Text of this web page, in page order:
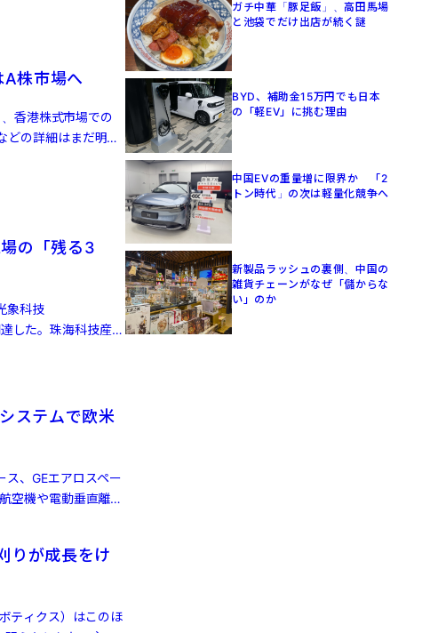
株市場へ
香港株式市場での
どの詳細はまだ明ら
の「残る3
象科技
した。珠海科技産業
ステムで欧米
、GEエアロスペー
空機や電動垂直離着
りが成長をけ
ティクス）はこのほ
ガチ中華「豚足飯」、高田馬場
と池袋でだけ出店が続く謎
BYD、補助金15万円でも日本
の「軽EV」に挑む理由
中国EVの重量増に限界か 「2
トン時代」の次は軽量化競争へ
新製品ラッシュの裏側、中国の
雑貨チェーンがなぜ「儲からな
い」のか